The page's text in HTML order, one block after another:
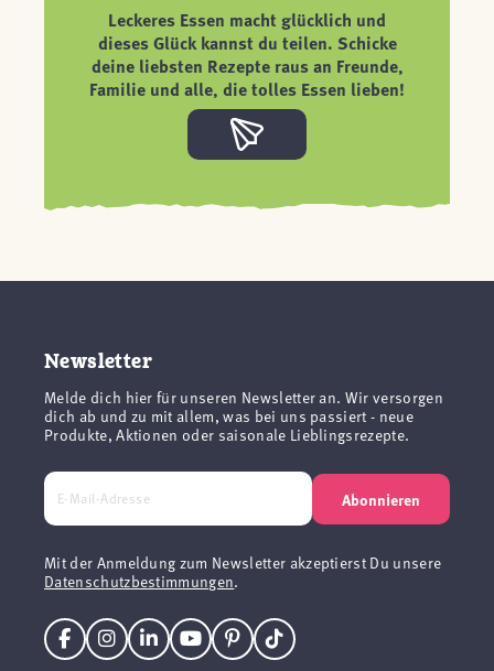
Leckeres Essen macht glücklich und
dieses Glück kannst du teilen. Schicke
deine liebsten Rezepte raus an Freunde,
Familie und alle, die tolles Essen lieben!
Newsletter
Melde dich hier für unseren Newsletter an. Wir versorgen
dich ab und zu mit allem, was bei uns passiert - neue
Produkte, Aktionen oder saisonale Lieblingsrezepte.
Abonnieren
Mit der Anmeldung zum Newsletter akzeptierst Du unsere
Datenschutzbestimmungen.